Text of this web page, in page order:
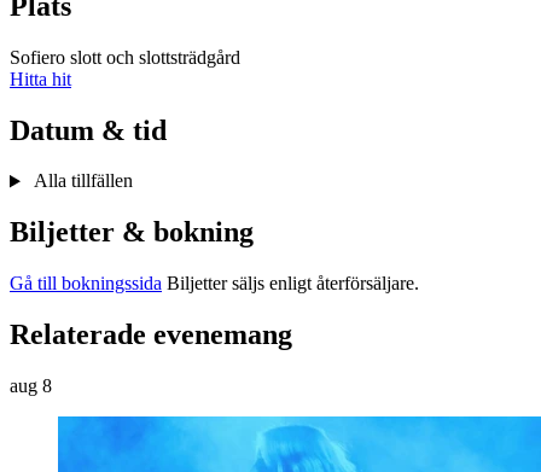
Sofiero slott och slottsträdgård
Hitta hit
Datum & tid
Alla tillfällen
Biljetter & bokning
Gå till bokningssida Biljetter säljs enligt återförsäljare.
Relaterade evenemang
aug 8